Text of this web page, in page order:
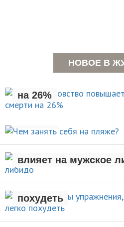
НОВОЕ В
Раннее отцовство
на 26%
Чем занять себя на
АКТИВНЫЙ ОТДЫХ
Рождение ребенка
влияет на мужское
НОВОСТИ
Стали известны
которые помогают
похудеть
НОВОСТИ